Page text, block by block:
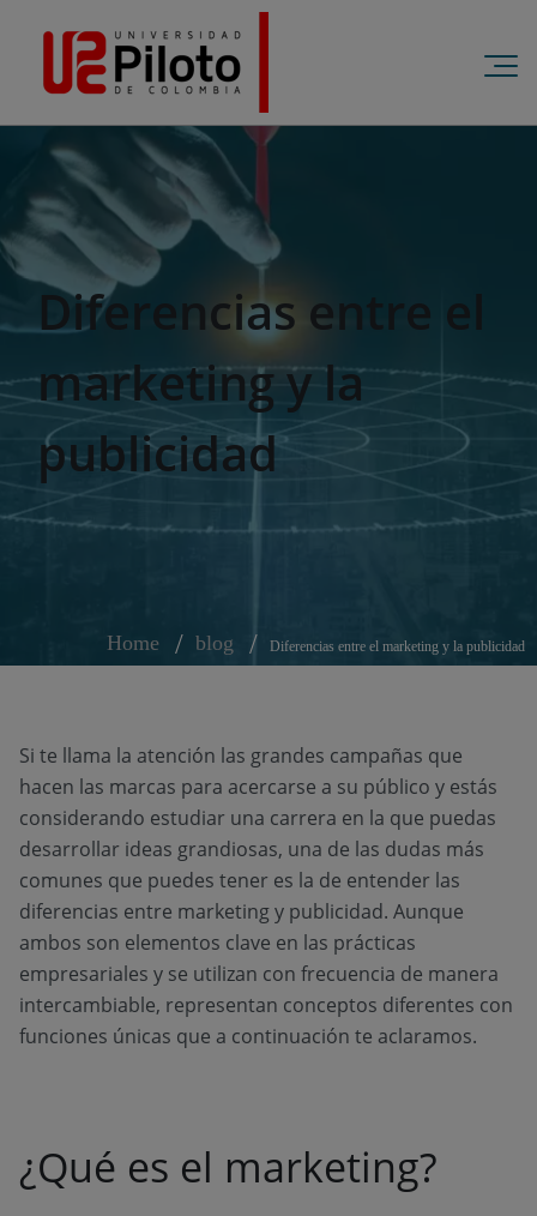
Diferencias entre el
marketing y la
publicidad
Home blog Diferencias entre el marketing y la publicidad
Si te llama la atención las grandes campañas que
hacen las marcas para acercarse a su público y estás
considerando estudiar una carrera en la que puedas
desarrollar ideas grandiosas, una de las dudas más
comunes que puedes tener es la de entender las
diferencias entre marketing y publicidad. Aunque
ambos son elementos clave en las prácticas
empresariales y se utilizan con frecuencia de manera
intercambiable, representan conceptos diferentes con
funciones únicas que a continuación te aclaramos.
¿Qué es el marketing?